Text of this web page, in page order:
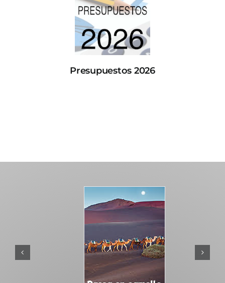
Presupuestos 2026